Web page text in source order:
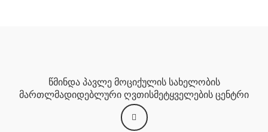
წმინდა პავლე მოციქულის სახელობის
მართლმადიდებლური ღვთისმეტყველების ცენტრი